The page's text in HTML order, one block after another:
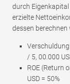
durch
erzielte
dessen berechnen
/ 5, 00.000
ROE (Return
USD = 50%